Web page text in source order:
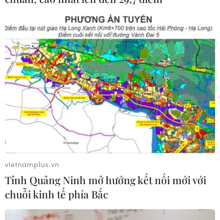
vietnamplus.vn
Tỉnh Quảng Ninh mở hướng kết nối mới với
chuỗi kinh tế phía Bắc